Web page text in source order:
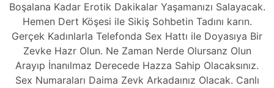
Boşalana Kadar Erotik Dakikalar Yaşamanızı Salayacak.
Hemen Dert Köşesi ile Sikiş Sohbetin Tadını karın.
Gerçek Kadınlarla Telefonda Sex Hattı ile Doyasıya Bir
Zevke Hazr Olun. Ne Zaman Nerde Olursanz Olun
Arayıp İnanılmaz Derecede Hazza Sahip Olacaksınız.
Sex Numaraları Daima Zevk Arkadaınız Olacak. Canlı